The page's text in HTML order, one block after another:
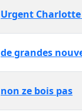
Urgent Charlotte
de grandes
non ze bois pas